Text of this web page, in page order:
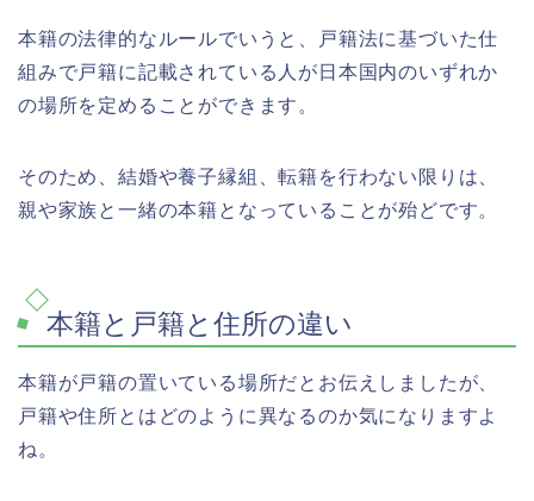
本籍の法律的なルールでいうと、戸籍法に基づいた仕
組みで戸籍に記載されている人が日本国内のいずれか
の場所を定めることができます。
そのため、結婚や養子縁組、転籍を行わない限りは、
親や家族と一緒の本籍となっていることが殆どです。
本籍と戸籍と住所の違い
本籍が戸籍の置いている場所だとお伝えしましたが、
戸籍や住所とはどのように異なるのか気になりますよ
ね。